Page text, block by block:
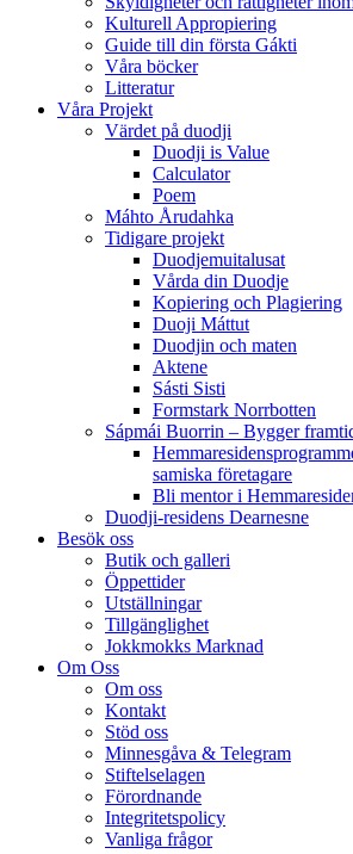
Kulturell Appropiering
Guide till din första Gákti
Våra böcker
Litteratur
Våra Projekt
Värdet på duodji​
Duodji is Value
Calculator
Poem
Máhto Årudahka
Tidigare projekt
Duodjemuitalusat
Vårda din Duodje
Kopiering och Plagiering
Duoji Máttut
Duodjin och maten
Aktene
Sásti Sisti
Formstark Norrbotten
Sápmái Buorrin – Bygger
samiska företagare​
Bli mentor i
Duodji-residens Dearnesne
Besök oss
Butik och galleri
Öppettider
Utställningar
Tillgänglighet
Jokkmokks Marknad
Om Oss
Om oss
Kontakt
Stöd oss
Minnesgåva & Telegram
Stiftelselagen
Förordnande
Integritetspolicy
Vanliga frågor